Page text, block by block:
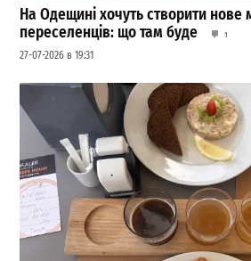
На Одещині хочуть створити нове
переселенців: що там буде
1
27-07-2026 в 19:31